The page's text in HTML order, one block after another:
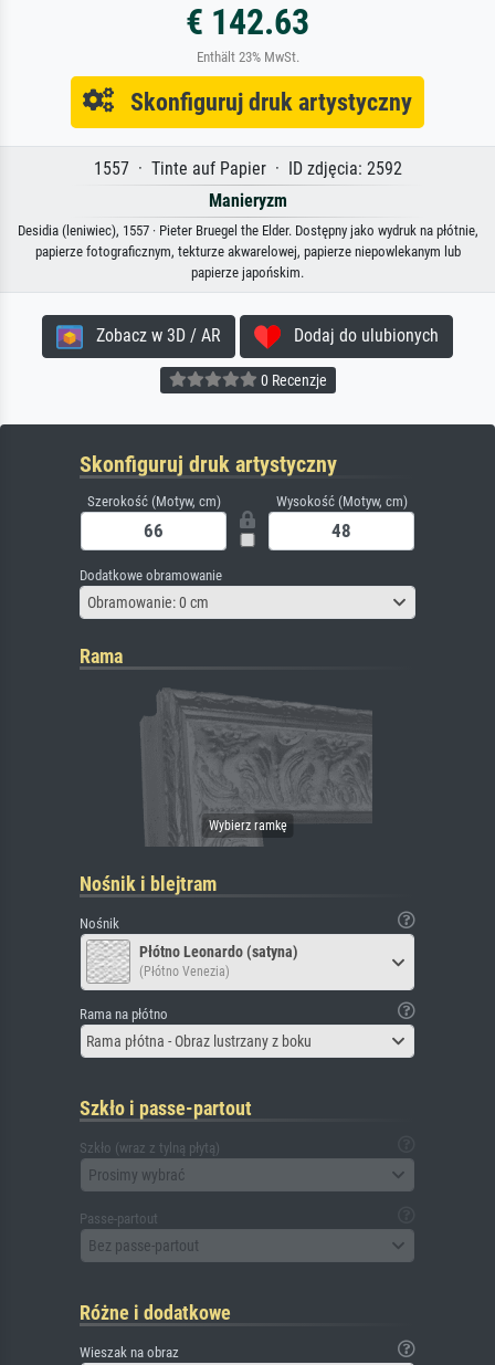
€ 142.63
Enthält 23% MwSt.
Skonfiguruj druk artystyczny
1557 · Tinte auf Papier · ID zdjęcia: 2592
Manieryzm
Desidia (leniwiec), 1557 · Pieter Bruegel the Elder. Dostępny jako wydruk na płótnie,
papierze fotograficznym, tekturze akwarelowej, papierze niepowlekanym lub
papierze japońskim.
Zobacz w 3D / AR Dodaj do ulubionych
0 Recenzje
Skonfiguruj druk artystyczny
Szerokość (Motyw, cm) Wysokość (Motyw, cm)
Dodatkowe obramowanie
Obramowanie: 0 cm
Rama
Nośnik i blejtram
Nośnik
Płótno Leonardo (satyna)
(Płótno Venezia)
Rama na płótno
Rama płótna - Obraz lustrzany z boku
Szkło i passe-partout
Szkło (wraz z tylną płytą)
Prosimy wybrać
Passe-partout
Bez passe-partout
Różne i dodatkowe
Wieszak na obraz